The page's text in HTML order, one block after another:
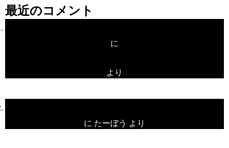
最近のコメント
に
より
に たーぼう より